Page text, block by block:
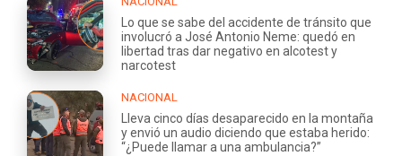
Lo que se sabe del accidente de tránsito que
involucró a José Antonio Neme: quedó en
libertad tras dar negativo en alcotest y
narcotest
NACIONAL
Lleva cinco días desaparecido en la montaña
y envió un audio diciendo que estaba herido:
“¿Puede llamar a una ambulancia?”